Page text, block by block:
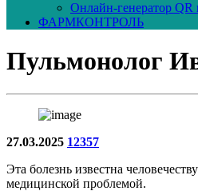
Онлайн-генератор QR
ФАРМКОНТРОЛЬ
Пульмонолог
27.03.2025 12357
Эта болезнь известна
медицинской проблемой.